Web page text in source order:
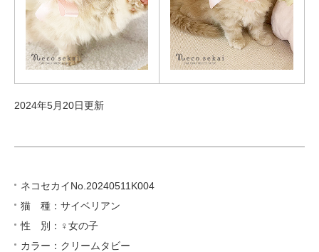
2024年5月20日更新
ネコセカイNo.20240511K004
猫 種：サイベリアン
性 別：♀女の子
カラー：クリームタビー